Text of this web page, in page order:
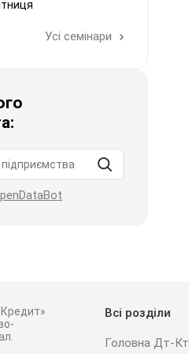
Усі семінари
Всі розділи
Головна Дт-Кт